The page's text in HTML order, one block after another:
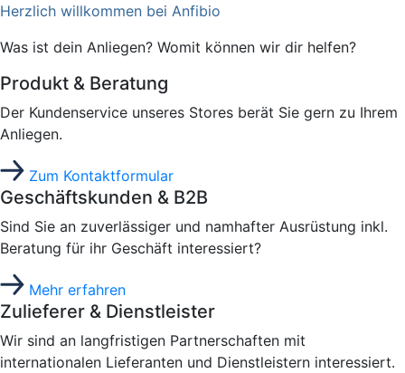
Herzlich willkommen bei Anfibio
Was ist dein Anliegen? Womit können wir dir helfen?
Produkt & Beratung
Der Kundenservice unseres Stores berät Sie gern zu Ihrem
Anliegen.
Zum Kontaktformular
Geschäftskunden & B2B
Sind Sie an zuverlässiger und namhafter Ausrüstung inkl.
Beratung für ihr Geschäft interessiert?
Mehr erfahren
Zulieferer & Dienstleister
Wir sind an langfristigen Partnerschaften mit
internationalen Lieferanten und Dienstleistern interessiert.